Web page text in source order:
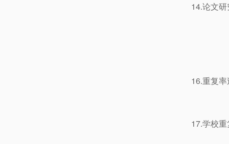
14.论文
16.重复
17.学校